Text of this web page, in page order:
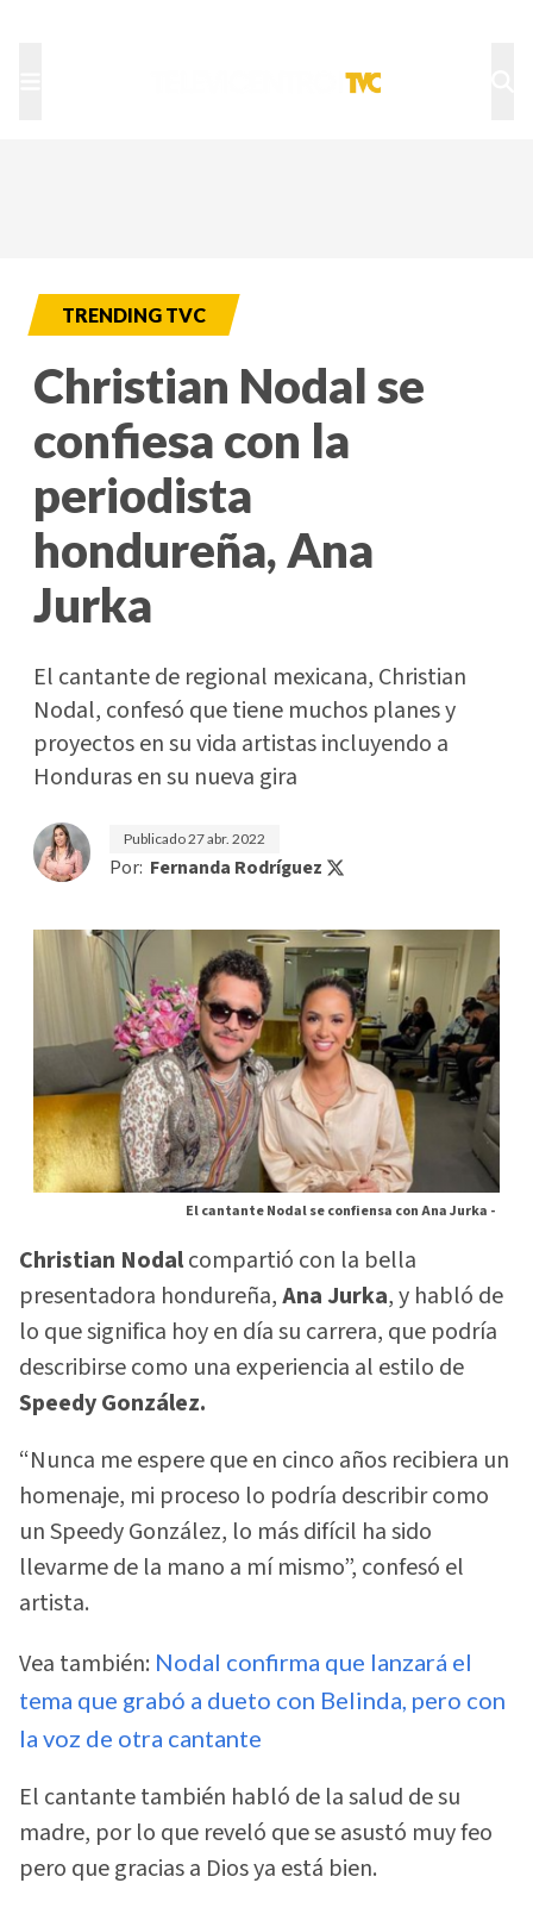
TRENDING TVC
Christian Nodal se
confiesa con la
periodista
hondureña, Ana
Jurka
El cantante de regional mexicana, Christian
Nodal, confesó que tiene muchos planes y
proyectos en su vida artistas incluyendo a
Honduras en su nueva gira
Publicado27 abr. 2022
Por: Fernanda Rodríguez
El cantante Nodal se confiensa con Ana Jurka -
Christian Nodalcompartió con la bella
presentadora hondureña,Ana Jurka, y habló de
lo que significa hoy en día su carrera, que podría
describirse como una experiencia al estilo de
Speedy González.
“Nunca me espere que en cinco años recibiera un
homenaje, mi proceso lo podría describir como
un Speedy González, lo más difícil ha sido
llevarme de la mano a mí mismo”, confesó el
artista.
Vea también: Nodal confirma que lanzará el
tema que grabó a dueto con Belinda, pero con
la voz de otra cantante
El cantante también habló de la salud de su
madre, por lo que reveló que se asustó muy feo
pero que gracias a Dios ya está bien.